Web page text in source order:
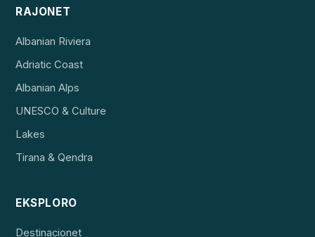
RAJONET
Albanian Riviera
Adriatic Coast
Albanian Alps
UNESCO & Culture
Lakes
Tirana & Qendra
EKSPLORO
Destinacionet